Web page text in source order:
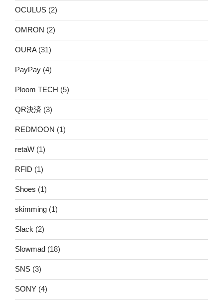
OCULUS (2)
OMRON (2)
OURA(31)
PayPay (4)
Ploom TECH (5)
QR決済 (3)
REDMOON (1)
retaW (1)
RFID (1)
Shoes (1)
skimming (1)
Slack (2)
Slowmad (18)
SNS (3)
SONY (4)